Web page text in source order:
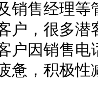
销售经理
户，很多
户因销售
惫，积极